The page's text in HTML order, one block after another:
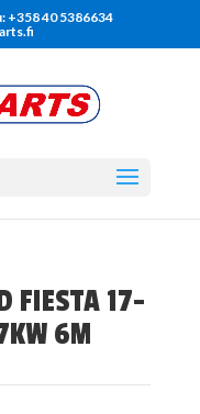
+358 40 5386634
FIESTA 17-
6M